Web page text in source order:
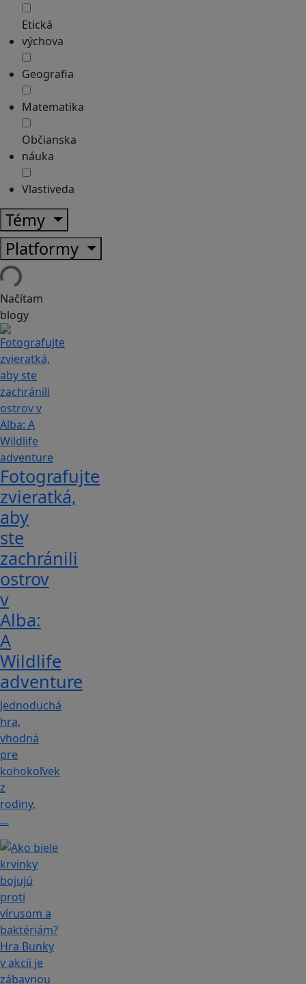
Etická
výchova
Geografia
Matematika
Občianska
náuka
Vlastiveda
Témy
Platformy
Načítam
blogy
Fotografujte
zvieratká,
aby
ste
zachránili
ostrov
v
Alba:
A
Wildlife
adventure
Jednoduchá
hra,
vhodná
pre
kohokoľvek
z
rodiny,
…